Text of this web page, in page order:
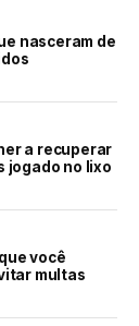
nasceram de
a recuperar
jogado no lixo
você
multas